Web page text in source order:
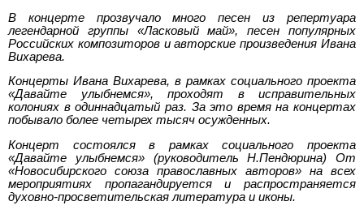
В концерте прозвучало много песен из репертуара
легендарной группы «Ласковый май», песен популярных
Российских композиторов и авторские произведения Ивана
Вихарева.
Концерты Ивана Вихарева, в рамках социального проекта
«Давайте улыбнемся», проходят в исправительных
колониях в одиннадцатый раз. За это время на концертах
побывало более четырех тысяч осужденных.
Концерт состоялся в рамках социального проекта
«Давайте улыбнемся» (руководитель Н.Пендюрина) От
«Новосибирского союза православных авторов» на всех
мероприятиях пропагандируется и распространяется
духовно-просветительская литература и иконы.